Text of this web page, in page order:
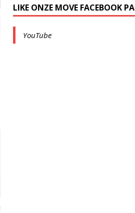
LIKE ONZE MOVE FACEBOOK
YouTube